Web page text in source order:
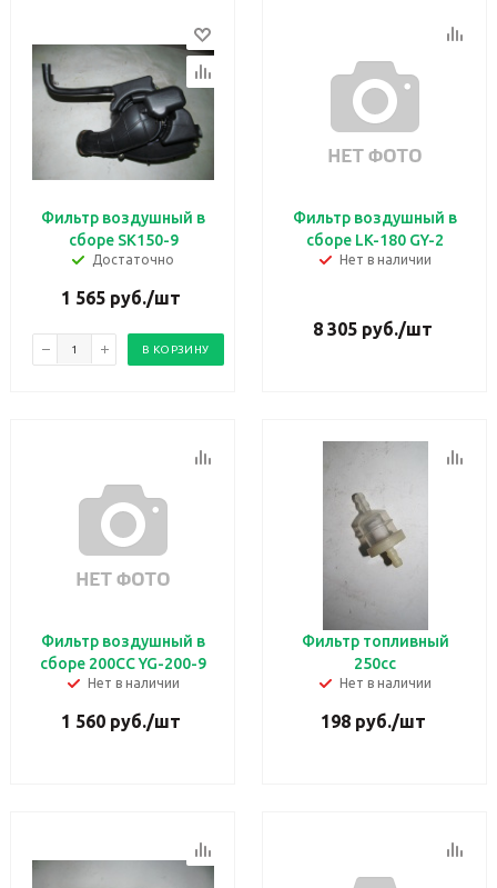
Фильтр воздушный в
сборе SK150-9
Достаточно
1 565 руб./шт
В КОРЗИНУ
Фильтр воздушный в
сборе LK-180 GY-2
Нет в наличии
8 305 руб./шт
Фильтр воздушный в
сборе 200СС YG-200-9
Нет в наличии
1 560 руб./шт
Фильтр топливный
250сс
Нет в наличии
198руб./шт